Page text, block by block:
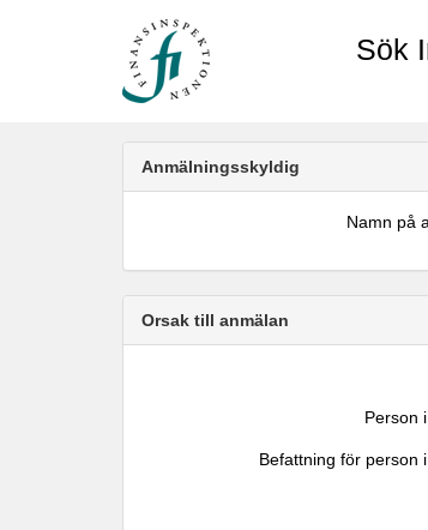
Sök
Anmälningsskyldig
Namn på
Orsak till anmälan
Person
Befattning för person